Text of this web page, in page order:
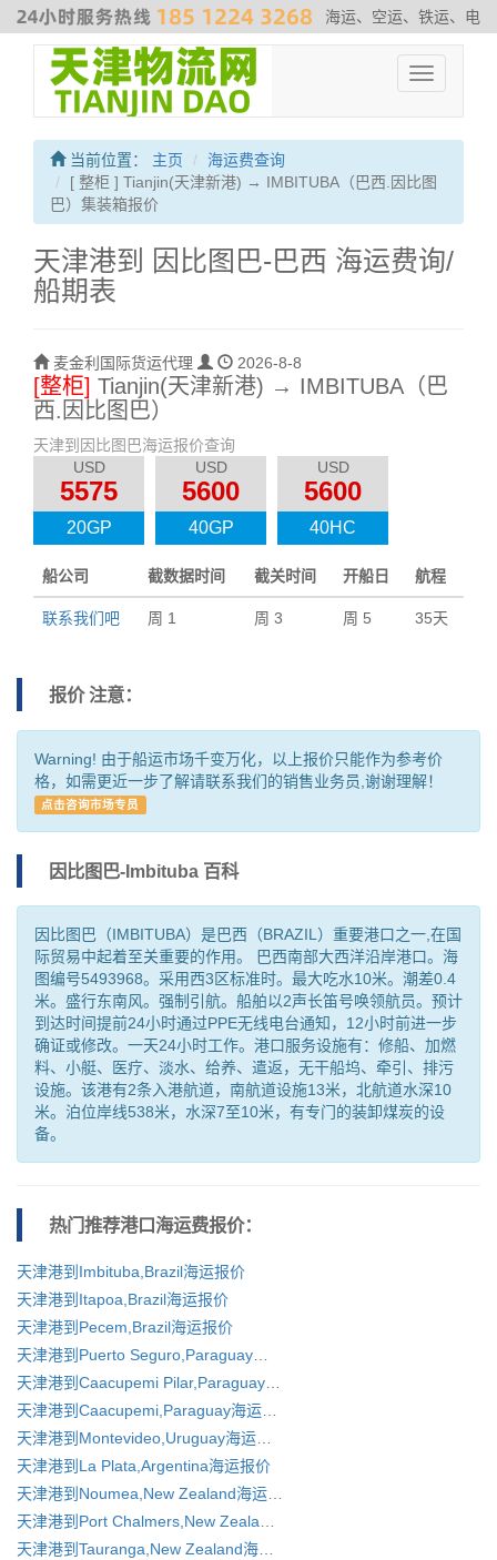
海运、空运、铁运、电
商物流、散杂货运输、危险品运输、拖车、报关、仓库内装#非洲专
线 #最新海运费走势 #伊朗海运专线
Toggle
navigation
当前位置： 主页
海运费查询
[ 整柜 ] Tianjin(天津新港) → IMBITUBA（巴西.因比图
巴）集装箱报价
天津港到 因比图巴-巴西 海运费询/
船期表
麦金利国际货运代理 2026-8-8
[整柜] Tianjin(天津新港) → IMBITUBA（巴
西.因比图巴）
天津到因比图巴海运报价查询
USD
5575
20GP
USD
5600
40GP
USD
5600
40HC
船公司 截数据时间 截关时间 开船日 航程
联系我们吧 周 1 周 3 周 5 35天
报价 注意：
Warning! 由于船运市场千变万化，以上报价只能作为参考价
格，如需更近一步了解请联系我们的销售业务员,谢谢理解！
点击咨询市场专员
因比图巴-Imbituba 百科
因比图巴（IMBITUBA）是巴西（BRAZIL）重要港口之一,在国
际贸易中起着至关重要的作用。 巴西南部大西洋沿岸港口。海
图编号5493968。采用西3区标准时。最大吃水10米。潮差0.4
米。盛行东南风。强制引航。船舶以2声长笛号唤领航员。预计
到达时间提前24小时通过PPE无线电台通知，12小时前进一步
确证或修改。一天24小时工作。港口服务设施有：修船、加燃
料、小艇、医疗、淡水、给养、遣返，无干船坞、牵引、排污
设施。该港有2条入港航道，南航道设施13米，北航道水深10
米。泊位岸线538米，水深7至10米，有专门的装卸煤炭的设
备。
热门推荐港口海运费报价：
天津港到Imbituba,Brazil海运报价
天津港到Itapoa,Brazil海运报价
天津港到Pecem,Brazil海运报价
天津港到La Plata,Argentina海运报价